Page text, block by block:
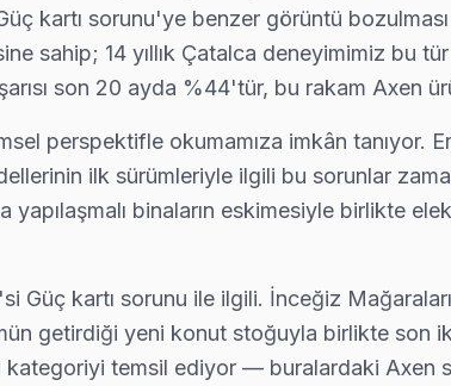
ve ağ modülü testini yapıyoruz; parça değişimi
kadar sürer?" — çoğu Axen arızasını aynı günde
kartı sorunu'ye benzer görüntü
sahip; 14 yıllık Çatalca deneyimimiz bu
son 20 ayda %44'tür, bu rakam Axen
perspektifle okumamıza imkân tanıyor.
ilk sürümleriyle ilgili bu sorunlar
binaların eskimesiyle birlikte
Güç kartı sorunu ile ilgili. İnceğiz
getirdiği yeni konut stoğuyla birlikte son
kategoriyi temsil ediyor — buralardaki Axen